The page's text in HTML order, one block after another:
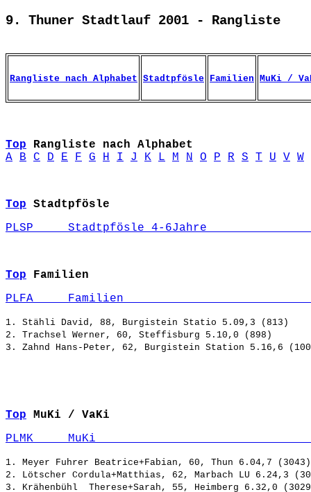
9. Thuner Stadtlauf 2001 - Rangliste
Rangliste nach Alphabet Stadtpfösle Familien MuKi /
Top
Rangliste nach Alphabet
A
B C D E F G H I J K L M N O P R S T U V W
Top
Stadtpfösle
PLSP     Stadtpfösle 4-6Jahre
Top
Familien
PLFA     Familien
1. Stähli David, 88, Burgistein Statio 5.09,3 (813)
2. Trachsel Werner, 60, Steffisburg 5.10,0 (898)
Top
MuKi / VaKi
PLMK     MuKi
1. Meyer Fuhrer Beatrice+Fabian, 60, Thun 6.04,7 (3043)
2. Lötscher Cordula+Matthias, 62, Marbach LU 6.24,3